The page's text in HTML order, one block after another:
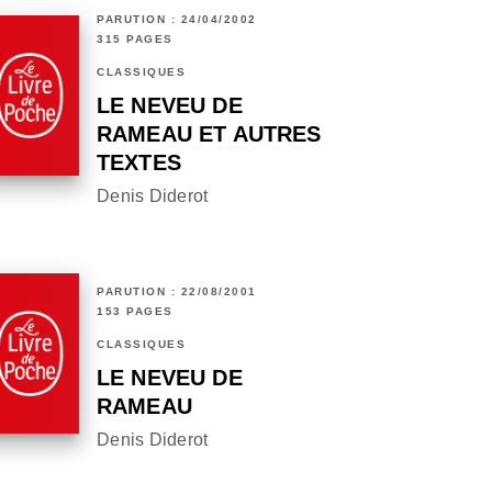
PARUTION : 24/04/2002
315 PAGES
CLASSIQUES
LE NEVEU DE
RAMEAU ET AUTRES
TEXTES
Denis Diderot
PARUTION : 22/08/2001
153 PAGES
CLASSIQUES
LE NEVEU DE
RAMEAU
Denis Diderot